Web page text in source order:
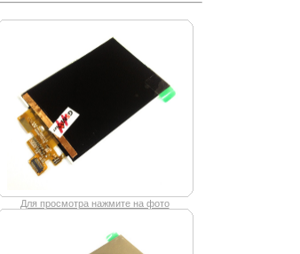
Для просмотра нажмите на фото